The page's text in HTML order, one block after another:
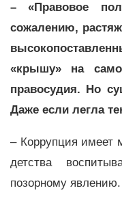
– «Правовое
сожалению,
«крышу» на
правосудия. Но
Даже если легла
– Коррупция имеет
детства
позорному явлению.